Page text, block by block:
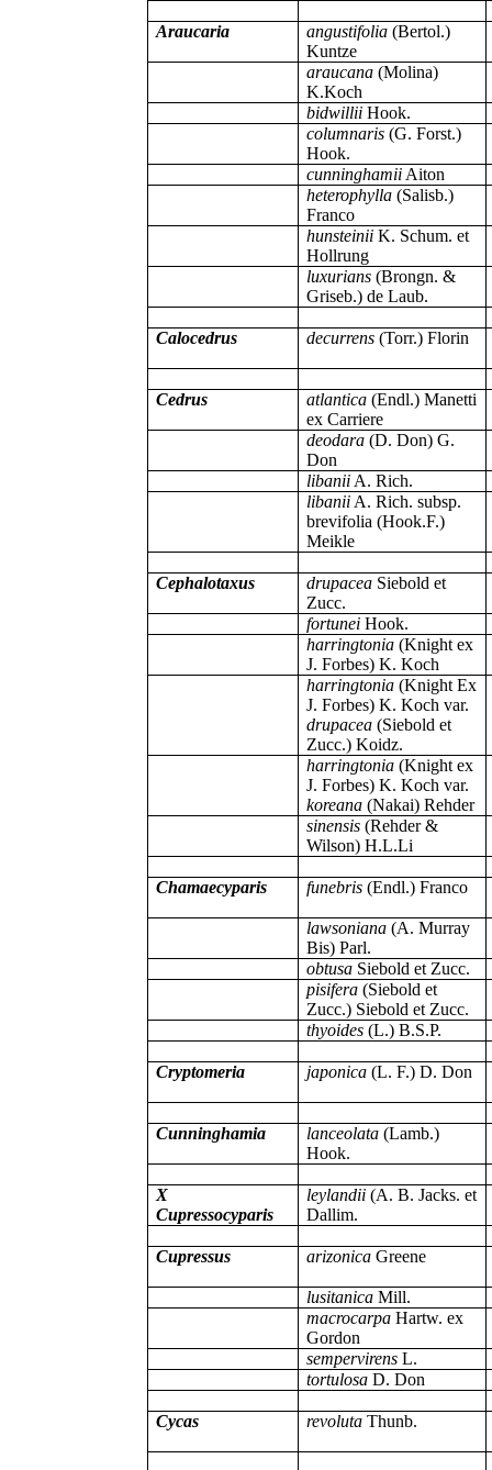
Araucaria angustifolia(Bertol.)
Kuntze
araucana(Molina)
K.Koch
bidwilliiHook.
columnaris(G. Forst.)
Hook.
cunninghamiiAiton
heterophylla(Salisb.)
Franco
hunsteiniiK. Schum. et
Hollrung
luxurians(Brongn. &
Griseb.) de Laub.
Calocedrus decurrens(Torr.) Florin
Cedrus atlantica (Endl.) Manetti
ex Carriere
deodara (D. Don) G.
Don
libaniiA. Rich.
libaniiA. Rich. subsp.
brevifolia (Hook.F.)
Meikle
Cephalotaxus drupaceaSiebold et
Zucc.
fortunei Hook.
harringtonia(Knight ex
J. Forbes) K. Koch
harringtonia(Knight Ex
J. Forbes) K. Koch var.
drupacea(Siebold et
Zucc.) Koidz.
harringtonia(Knight ex
J. Forbes) K. Koch var.
koreana(Nakai) Rehder
sinensis (Rehder&
Wilson) H.L.Li
Chamaecyparis funebris (Endl.) Franco
lawsoniana(A. Murray
Bis) Parl.
obtusaSiebold et Zucc.
pisifera(Siebold et
Zucc.) Siebold et Zucc.
thyoides (L.) B.S.P.
Cryptomeria japonica(L. F.) D. Don
Cunninghamia lanceolata(Lamb.)
Hook.
X
Cupressocyparis
leylandii (A. B. Jacks. et
Dallim.
Cupressus arizonicaGreene
lusitanicaMill.
macrocarpaHartw. ex
Gordon
sempervirensL.
tortulosaD. Don
Cycas revoluta Thunb.